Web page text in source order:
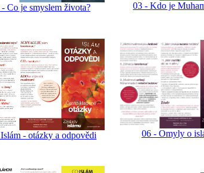
Co je smyslem života? 03 - Kdo je
- otázky a odpovědi 06 - Omyly o